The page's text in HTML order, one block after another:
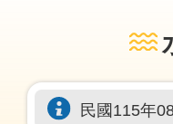
民國115年